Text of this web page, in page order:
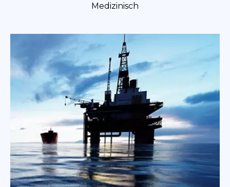
Medizinisch